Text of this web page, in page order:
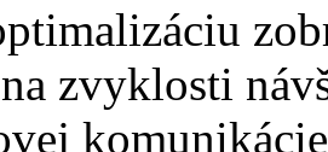
zvyklosti